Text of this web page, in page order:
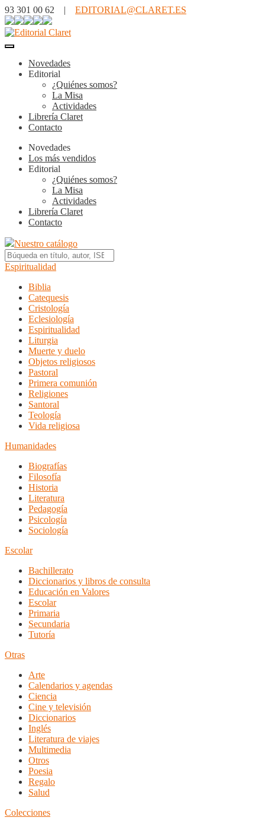
93 301 00 62 | EDITORIAL@CLARET.ES
Novedades
Editorial
¿Quiénes somos?
La Misa
Actividades
Librería Claret
Contacto
Novedades
Los más vendidos
Editorial
¿Quiénes somos?
La Misa
Actividades
Librería Claret
Contacto
Nuestro catálogo
Espiritualidad
Biblia
Catequesis
Cristología
Eclesiología
Espiritualidad
Liturgia
Muerte y duelo
Objetos religiosos
Pastoral
Primera comunión
Religiones
Santoral
Teología
Vida religiosa
Humanidades
Biografías
Filosofía
Historia
Literatura
Pedagogía
Psicología
Sociología
Escolar
Bachillerato
Diccionarios y libros de consulta
Educación en Valores
Escolar
Primaria
Secundaria
Tutoría
Otras
Arte
Calendarios y agendas
Ciencia
Cine y televisión
Diccionarios
Inglés
Literatura de viajes
Multimedia
Otros
Poesia
Regalo
Salud
Colecciones